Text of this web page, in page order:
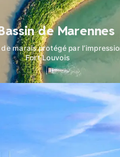
de Marennes
marais protégé par
Fort Louvois